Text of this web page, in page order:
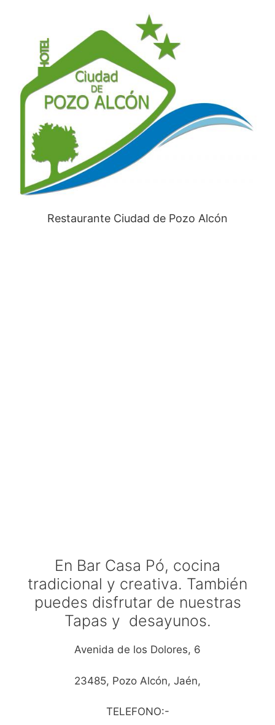
Restaurante Ciudad de Pozo Alcón
En Bar Casa Pó, cocina
tradicional y creativa. También
puedes disfrutar de nuestras
Tapas y desayunos.
Avenida de los Dolores, 6
23485, Pozo Alcón, Jaén,
TELEFONO:-